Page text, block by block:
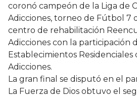
coronó campeón de la Liga de
Adicciones, torneo de Fútbol 7
centro de rehabilitación
Adicciones con la participación
Establecimientos Residenciales
Adicciones.
La gran final se disputó en el
La Fuerza de Dios obtuvo el